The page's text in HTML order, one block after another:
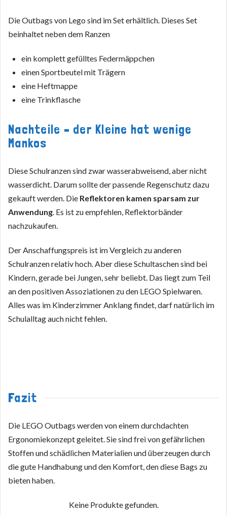
Die Outbags von Lego sind im Set erhältlich. Dieses Set
beinhaltet neben dem Ranzen
ein komplett gefülltes Federmäppchen
einen Sportbeutel mit Trägern
eine Heftmappe
eine Trinkflasche
Nachteile – der Kleine hat wenige
Mankos
Diese Schulranzen sind zwar wasserabweisend, aber nicht
wasserdicht. Darum sollte der passende Regenschutz dazu
gekauft werden. Die Reflektoren kamen sparsam zur
Anwendung . Es ist zu empfehlen, Reflektorbänder
nachzukaufen.
Der Anschaffungspreis ist im Vergleich zu anderen
Schulranzen relativ hoch. Aber diese Schultaschen sind bei
Kindern, gerade bei Jungen, sehr beliebt. Das liegt zum Teil
an den positiven Assoziationen zu den LEGO Spielwaren.
Alles was im Kinderzimmer Anklang findet, darf natürlich im
Schulalltag auch nicht fehlen.
Fazit
Die LEGO Outbags werden von einem durchdachten
Ergonomiekonzept geleitet. Sie sind frei von gefährlichen
Stoffen und schädlichen Materialien und überzeugen durch
die gute Handhabung und den Komfort, den diese Bags zu
bieten haben.
Keine Produkte gefunden.